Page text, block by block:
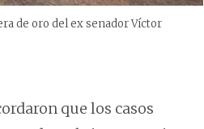
de oro del ex senador Víctor
que los casos